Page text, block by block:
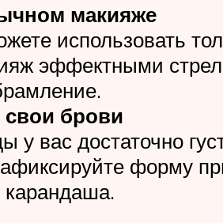
макияже
использовать
эффектными
брови
у вас достаточно
форму
карандаша.